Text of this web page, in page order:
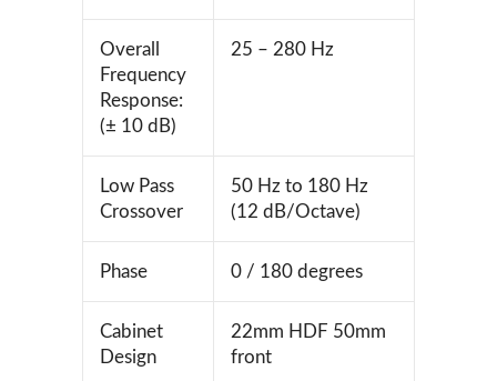
Overall
Frequency
Response:
(± 10 dB)
25 – 280 Hz
Low Pass
Crossover
50 Hz to 180 Hz
(12 dB/Octave)
Phase 0 / 180 degrees
Cabinet
Design
22mm HDF 50mm
front